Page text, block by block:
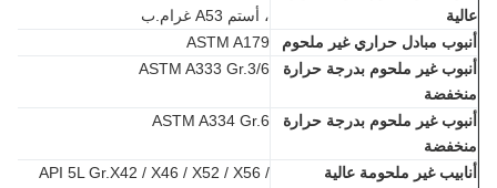
، أستم A53 غرام.ب
مبادل حراري غير ملحوم
ASTM A179
غير ملحوم بدرجة حرارة
ASTM A333 Gr.3/6
غير ملحوم بدرجة حرارة
ASTM A334 Gr.6
غير ملحومة عالية
API 5L Gr.X42 / X46 / X52 / X56 /